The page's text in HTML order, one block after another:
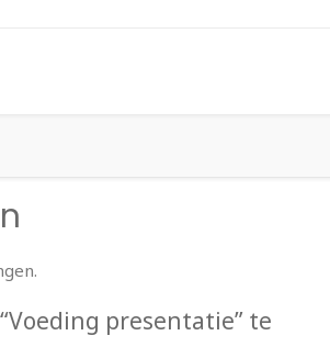
presentatie” te